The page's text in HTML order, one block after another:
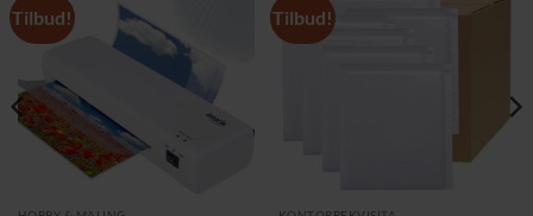
Tilbud! Tilbud!